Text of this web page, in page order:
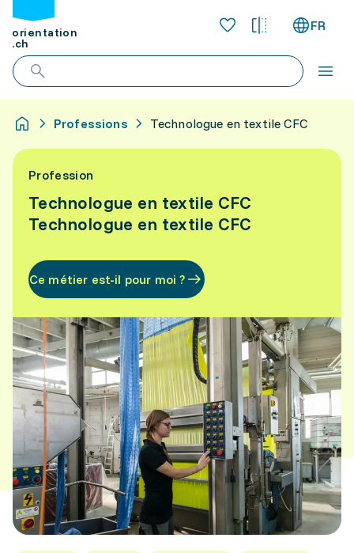
orientation
.ch
FR
Professions Technologue en textile CFC
Profession
Technologue en textile CFC
Technologue en textile CFC
Ce métier est-il pour moi ?